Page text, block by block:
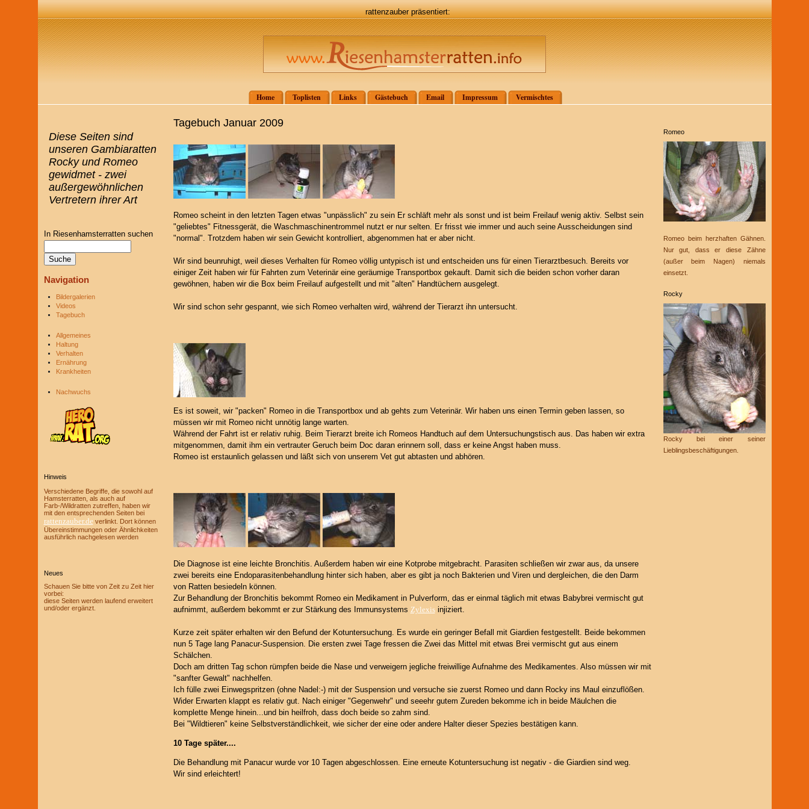
rattenzauber präsentiert:
Home Toplisten Links Gästebuch Email Impressum Vermischtes
Diese Seiten sind
unseren Gambiaratten
Rocky und Romeo
gewidmet - zwei
außergewöhnlichen
Vertretern ihrer Art
In Riesenhamsterratten suchen
Navigation
Bildergalerien
Videos
Tagebuch
Allgemeines
Haltung
Verhalten
Ernährung
Krankheiten
Nachwuchs
Hinweis
Verschiedene Begriffe, die sowohl auf
Hamsterratten, als auch auf
Farb-/Wildratten zutreffen, haben wir
mit den entsprechenden Seiten bei
rattenzauber.de verlinkt. Dort können
Übereinstimmungen oder Ähnlichkeiten
ausführlich nachgelesen werden
Neues
Schauen Sie bitte von Zeit zu Zeit hier
vorbei:
diese Seiten werden laufend erweitert
und/oder ergänzt.
Tagebuch Januar 2009
Romeo scheint in den letzten Tagen etwas "unpässlich" zu sein Er schläft mehr als sonst und ist beim Freilauf wenig aktiv. Selbst sein
"geliebtes" Fitnessgerät, die Waschmaschinentrommel nutzt er nur selten. Er frisst wie immer und auch seine Ausscheidungen sind
"normal". Trotzdem haben wir sein Gewicht kontrolliert, abgenommen hat er aber nicht.
Wir sind beunruhigt, weil dieses Verhalten für Romeo völlig untypisch ist und entscheiden uns für einen Tierarztbesuch. Bereits vor
einiger Zeit haben wir für Fahrten zum Veterinär eine geräumige Transportbox gekauft. Damit sich die beiden schon vorher daran
gewöhnen, haben wir die Box beim Freilauf aufgestellt und mit "alten" Handtüchern ausgelegt.
Wir sind schon sehr gespannt, wie sich Romeo verhalten wird, während der Tierarzt ihn untersucht.
Es ist soweit, wir "packen" Romeo in die Transportbox und ab gehts zum Veterinär. Wir haben uns einen Termin geben lassen, so
müssen wir mit Romeo nicht unnötig lange warten.
Während der Fahrt ist er relativ ruhig. Beim Tierarzt breite ich Romeos Handtuch auf dem Untersuchungstisch aus. Das haben wir extra
mitgenommen, damit ihm ein vertrauter Geruch beim Doc daran erinnern soll, dass er keine Angst haben muss.
Romeo ist erstaunlich gelassen und läßt sich von unserem Vet gut abtasten und abhören.
Die Diagnose ist eine leichte Bronchitis. Außerdem haben wir eine Kotprobe mitgebracht. Parasiten schließen wir zwar aus, da unsere
zwei bereits eine Endoparasitenbehandlung hinter sich haben, aber es gibt ja noch Bakterien und Viren und dergleichen, die den Darm
von Ratten besiedeln können.
Zur Behandlung der Bronchitis bekommt Romeo ein Medikament in Pulverform, das er einmal täglich mit etwas Babybrei vermischt gut
aufnimmt, außerdem bekommt er zur Stärkung des Immunsystems Zylexisinjiziert.
Kurze zeit später erhalten wir den Befund der Kotuntersuchung. Es wurde ein geringer Befall mit Giardien festgestellt. Beide bekommen
nun 5 Tage lang Panacur-Suspension. Die ersten zwei Tage fressen die Zwei das Mittel mit etwas Brei vermischt gut aus einem
Schälchen.
Doch am dritten Tag schon rümpfen beide die Nase und verweigern jegliche freiwillige Aufnahme des Medikamentes. Also müssen wir mit
"sanfter Gewalt" nachhelfen.
Ich fülle zwei Einwegspritzen (ohne Nadel:-) mit der Suspension und versuche sie zuerst Romeo und dann Rocky ins Maul einzuflößen.
Wider Erwarten klappt es relativ gut. Nach einiger "Gegenwehr" und seeehr gutem Zureden bekomme ich in beide Mäulchen die
komplette Menge hinein...und bin heilfroh, dass doch beide so zahm sind.
Bei "Wildtieren" keine Selbstverständlichkeit, wie sicher der eine oder andere Halter dieser Spezies bestätigen kann.
10 Tage später....
Die Behandlung mit Panacur wurde vor 10 Tagen abgeschlossen. Eine erneute Kotuntersuchung ist negativ - die Giardien sind weg.
Wir sind erleichtert!
Romeo
Romeo beim herzhaften Gähnen.
Nur gut, dass er diese Zähne
(außer beim Nagen) niemals
einsetzt.
Rocky
Rocky bei einer seiner
Lieblingsbeschäftigungen.